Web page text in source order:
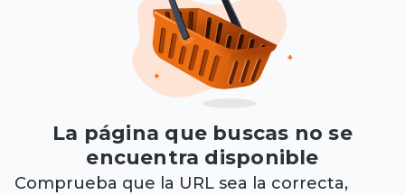
La página que buscas no se
encuentra disponible
Comprueba que la URL sea la correcta,